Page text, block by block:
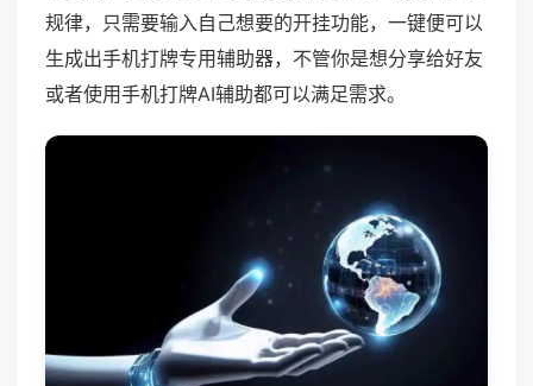
规律，只需要输入自己想要的开挂功能，一键便可以
生成出手机打牌专用辅助器，不管你是想分享给好友
或者使用手机打牌AI辅助都可以满足需求。